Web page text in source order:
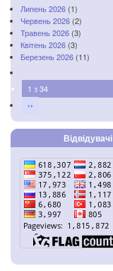
Липень 2026 (1)
Червень 2026 (2)
Травень 2026 (3)
Квітень 2026 (3)
Березень 2026 (11)
1 з 34
››
Відвідувачі